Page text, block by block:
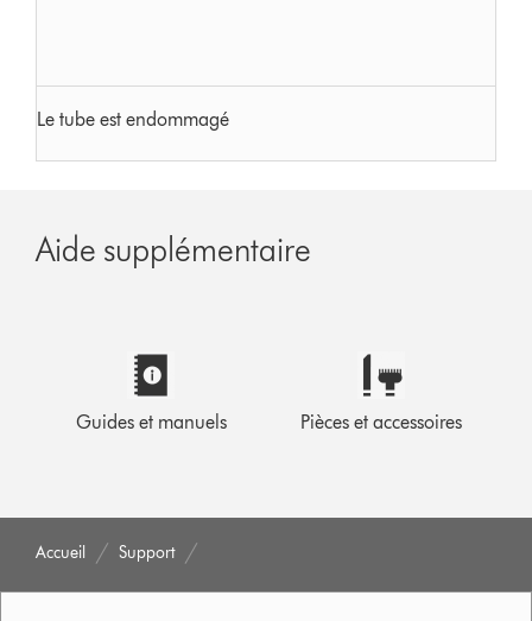
Le tube est endommagé
Aide supplémentaire
Guides et manuels Pièces et accessoires
Accueil Support